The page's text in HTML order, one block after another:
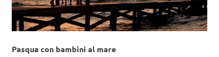
Pasqua con bambini al mare